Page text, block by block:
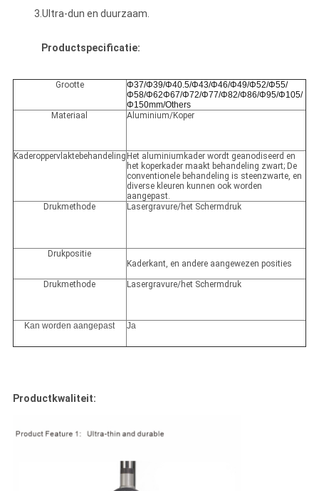
3.Ultra-dun en duurzaam.
Productspecificatie:
Grootte
Φ37/Φ39/Φ40.5/Φ43/Φ46/Φ49/Φ52/Φ55/
Φ58/Φ62Φ67/Φ72/Φ77/Φ82/Φ86/Φ95/Φ105/
Φ150mm/Others
Materiaal
Aluminium/Koper
Kaderoppervlaktebehandeling Het aluminiumkader wordt geanodiseerd en
het koperkader maakt behandeling zwart; De
conventionele behandeling is steenzwarte, en
diverse kleuren kunnen ook worden
aangepast.
Drukmethode
Lasergravure/het Schermdruk
Drukpositie
Kaderkant, en andere aangewezen posities
Drukmethode Lasergravure/het Schermdruk
Kan worden aangepast Ja
Productkwaliteit: